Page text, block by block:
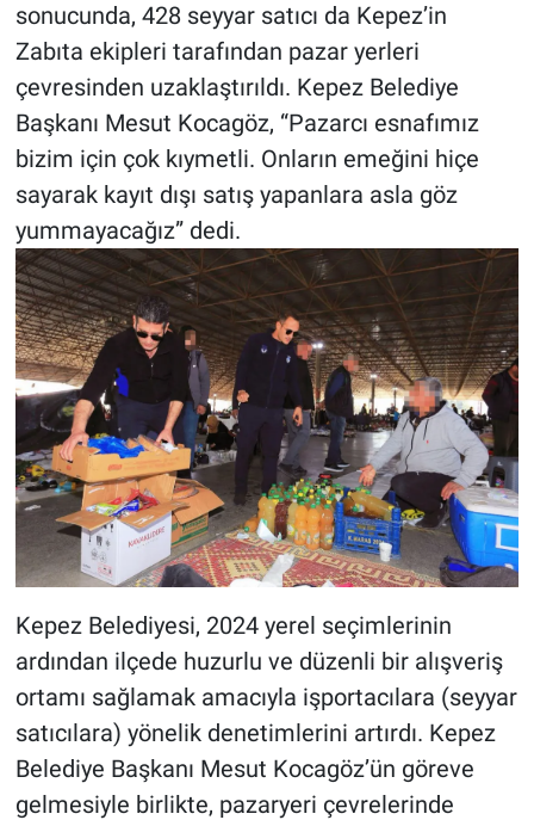
sonucunda, 428 seyyar satıcı da Kepez’in
Zabıta ekipleri tarafından pazar yerleri
çevresinden uzaklaştırıldı. Kepez Belediye
Başkanı Mesut Kocagöz, “Pazarcı esnafımız
bizim için çok kıymetli. Onların emeğini hiçe
sayarak kayıt dışı satış yapanlara asla göz
yummayacağız” dedi.
Kepez Belediyesi, 2024 yerel seçimlerinin
ardından ilçede huzurlu ve düzenli bir alışveriş
ortamı sağlamak amacıyla işportacılara (seyyar
satıcılara) yönelik denetimlerini artırdı. Kepez
Belediye Başkanı Mesut Kocagöz’ün göreve
gelmesiyle birlikte, pazaryeri çevrelerinde